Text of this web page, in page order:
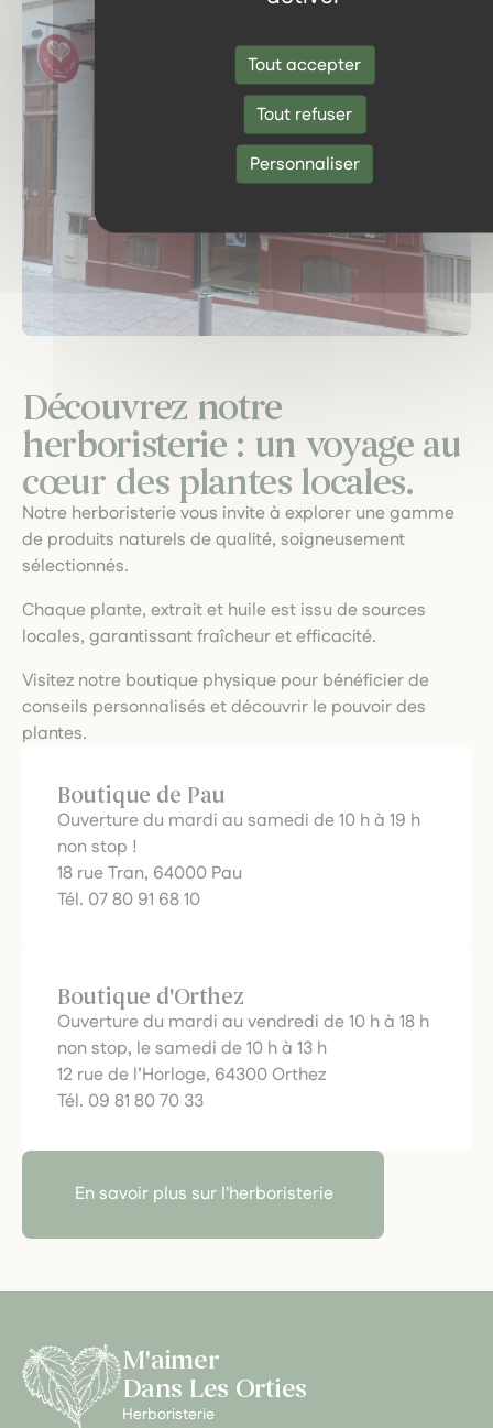
Tout accepter
Tout refuser
Personnaliser
Découvrez notre
herboristerie : un voyage au
cœur des plantes locales.
Notre herboristerie vous invite à explorer une gamme
de produits naturels de qualité, soigneusement
sélectionnés.
Chaque plante, extrait et huile est issu de sources
locales, garantissant fraîcheur et efficacité.
Visitez notre boutique physique pour bénéficier de
conseils personnalisés et découvrir le pouvoir des
plantes.
Boutique de Pau
Ouverture du mardi au samedi de 10 h à 19 h
non stop !
18 rue Tran, 64000 Pau
Tél. 07 80 91 68 10
Boutique d'Orthez
Ouverture du mardi au vendredi de 10 h à 18 h
non stop, le samedi de 10 h à 13 h
12 rue de l’Horloge, 64300 Orthez
Tél. 09 81 80 70 33
En savoir plus sur l'herboristerie
M'aimer
Dans Les Orties
Herboristerie